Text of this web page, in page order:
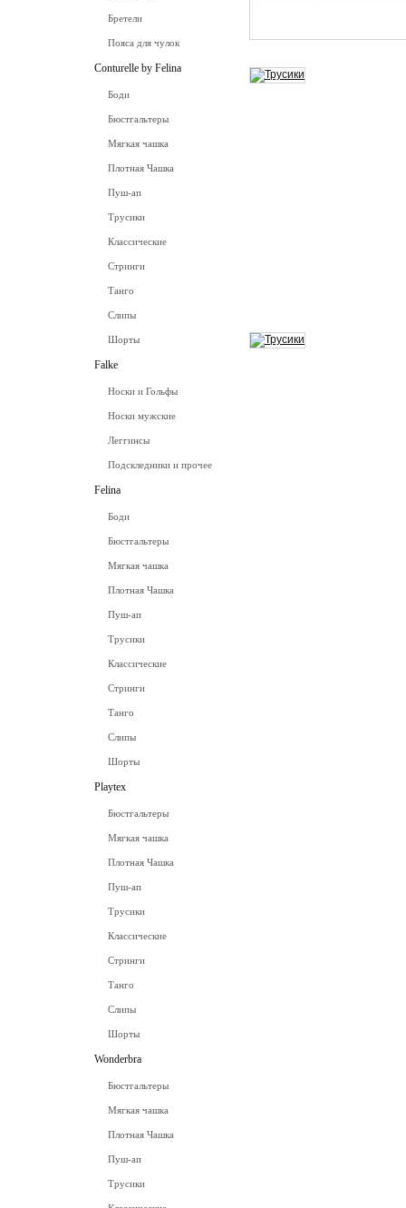
Бретели
Пояса для чулок
Conturelle by Felina
Боди
Бюстгальтеры
Мягкая чашка
Плотная Чашка
Пуш-ап
Трусики
Классические
Стринги
Танго
Слипы
Шорты
Falke
Носки и Гольфы
Носки мужские
Леггинсы
Подскледники и прочее
Felina
Боди
Бюстгальтеры
Мягкая чашка
Плотная Чашка
Пуш-ап
Трусики
Классические
Стринги
Танго
Слипы
Шорты
Playtex
Бюстгальтеры
Мягкая чашка
Плотная Чашка
Пуш-ап
Трусики
Классические
Стринги
Танго
Слипы
Шорты
Wonderbra
Бюстгальтеры
Мягкая чашка
Плотная Чашка
Пуш-ап
Трусики